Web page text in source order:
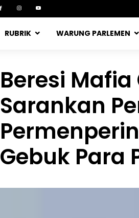
RUBRIK WARUNG PARLEMEN
Beresi Mafia
Sarankan
Gebuk Para